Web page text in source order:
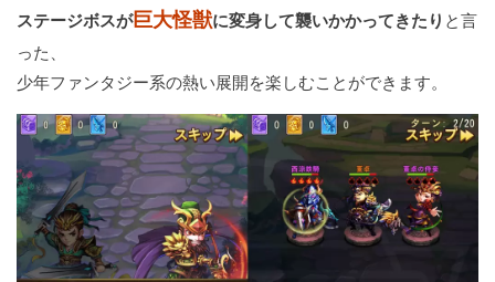
ステージボスが巨大怪獣に変身して襲いかかってきたり と言
った、
少年ファンタジー系の熱い展開を楽しむことができます。